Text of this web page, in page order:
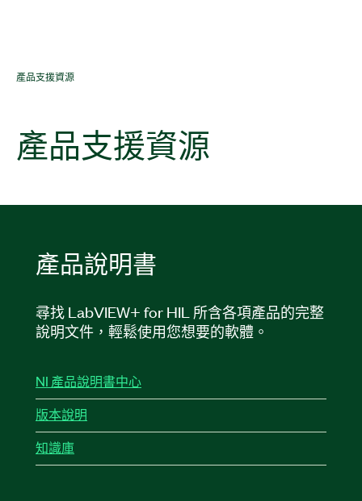
產品支援資源
產品支援資源
產品說明書
尋找 LabVIEW+ for HIL 所含各項產品的完整
說明文件，輕鬆使用您想要的軟體。
NI 產品說明書中心
版本說明
知識庫